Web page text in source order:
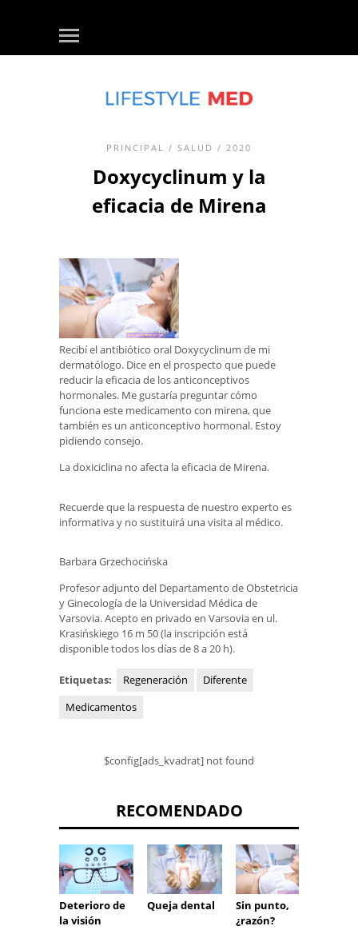
PRINCIPAL / SALUD / 2020
Doxycyclinum y la
eficacia de Mirena
Recibí el antibiótico oral Doxycyclinum de mi
dermatólogo. Dice en el prospecto que puede
reducir la eficacia de los anticonceptivos
hormonales. Me gustaría preguntar cómo
funciona este medicamento con mirena, que
también es un anticonceptivo hormonal. Estoy
pidiendo consejo.
La doxiciclina no afecta la eficacia de Mirena.
Recuerde que la respuesta de nuestro experto es
informativa y no sustituirá una visita al médico.
Barbara Grzechocińska
Profesor adjunto del Departamento de Obstetricia
y Ginecología de la Universidad Médica de
Varsovia. Acepto en privado en Varsovia en ul.
Krasińskiego 16 m 50 (la inscripción está
disponible todos los días de 8 a 20 h).
Etiquetas: Regeneración
Diferente
Medicamentos
$config[ads_kvadrat] not found
RECOMENDADO
Deterioro de
la visión
Queja dental
Sin punto,
¿razón?